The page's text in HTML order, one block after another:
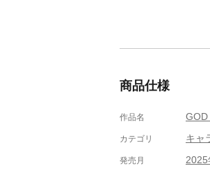
商品仕様
作品名 GOD
カテゴリ キャ
発売月 2025